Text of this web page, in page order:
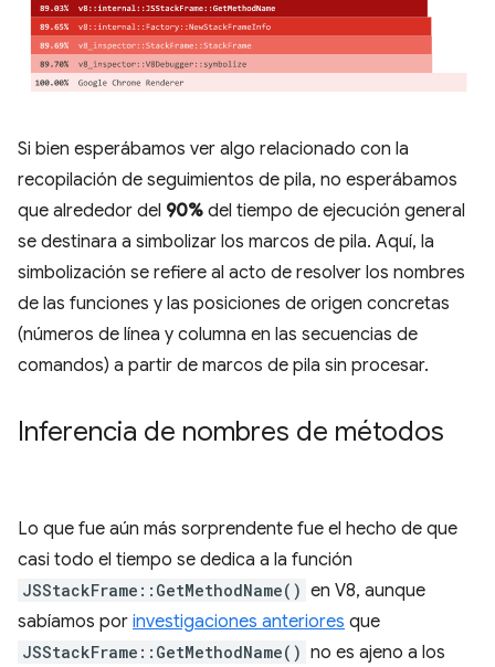
Si bien esperábamos ver algo relacionado con la
recopilación de seguimientos de pila, no esperábamos
que alrededor del 90% del tiempo de ejecución general
se destinara a simbolizar los marcos de pila. Aquí, la
simbolización se refiere al acto de resolver los nombres
de las funciones y las posiciones de origen concretas
(números de línea y columna en las secuencias de
comandos) a partir de marcos de pila sin procesar.
Inferencia de nombres de métodos
Lo que fue aún más sorprendente fue el hecho de que
casi todo el tiempo se dedica a la función
JSStackFrame::GetMethodName() en V8, aunque
sabíamos por investigaciones anteriores que
JSStackFrame::GetMethodName() no es ajeno a los